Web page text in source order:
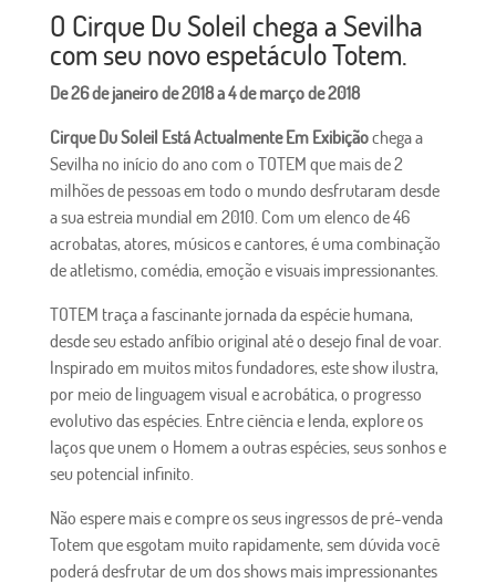
O Cirque Du Soleil chega a Sevilha
com seu novo espetáculo Totem.
De 26 de janeiro de 2018 a 4 de março de 2018
Cirque Du Soleil Está Actualmente Em Exibiçãochega a
Sevilha no início do ano com o TOTEM que mais de 2
milhões de pessoas em todo o mundo desfrutaram desde
a sua estreia mundial em 2010. Com um elenco de 46
acrobatas, atores, músicos e cantores, é uma combinação
de atletismo, comédia, emoção e visuais impressionantes.
TOTEM traça a fascinante jornada da espécie humana,
desde seu estado anfíbio original até o desejo final de voar.
Inspirado em muitos mitos fundadores, este show ilustra,
por meio de linguagem visual e acrobática, o progresso
evolutivo das espécies. Entre ciência e lenda, explore os
laços que unem o Homem a outras espécies, seus sonhos e
seu potencial infinito.
Não espere mais e compre os seus ingressos de pré-venda
Totem que esgotam muito rapidamente, sem dúvida você
poderá desfrutar de um dos shows mais impressionantes